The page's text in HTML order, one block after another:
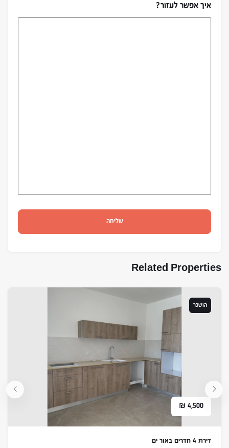
איך אפשר לעזור?
שליחה
Related Properties
הושכר
4,500
₪
דירת 4 חדרים באור ים